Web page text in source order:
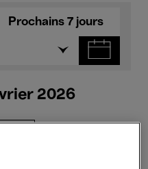
Prochains 7 jours
2026